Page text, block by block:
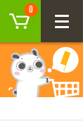
0
CLOSE
ログイン